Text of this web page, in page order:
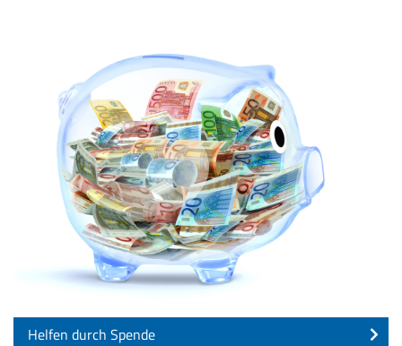
Helfen durch Spende